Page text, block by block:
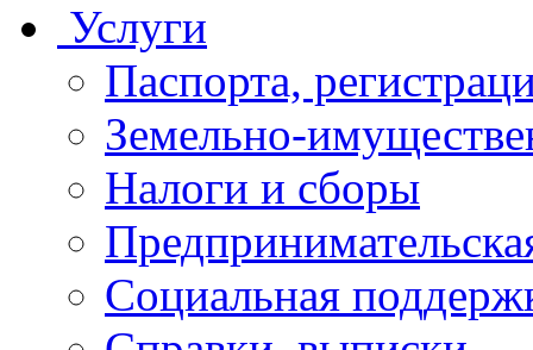
Услуги
Паспорта,
Земельно-
Налоги и сборы
Социальная